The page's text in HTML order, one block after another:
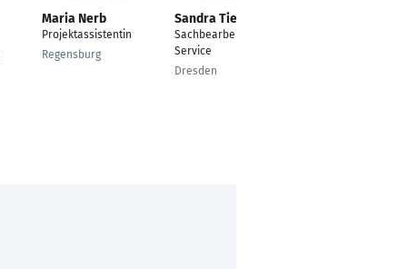
Maria Nerb
Projektassistentin
Regensburg
Sandra Tielsch
Sachbearbeiterin
Service
Dresden